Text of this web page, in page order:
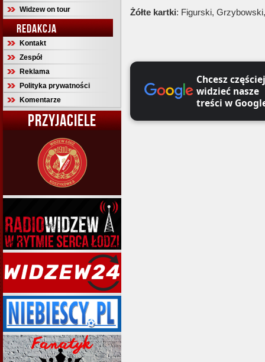
Widzew on tour
REDAKCJA
Kontakt
Zespół
Reklama
Polityka prywatności
Komentarze
PRZYJACIELE
Żółte kartki: Figurski,
Chcesz częściej
widzieć nasze
treści w